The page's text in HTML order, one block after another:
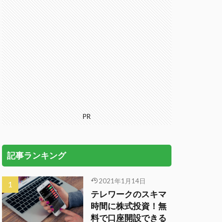
PR
記事ランキング
2021年1月14日
テレワークのスキマ
時間に株式投資！無
料で口座開設できる